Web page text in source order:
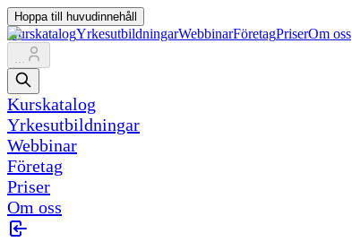
Hoppa till huvudinnehåll
KurskatalogYrkesutbildningarWebbinarFöretagPriserOm oss
...
Kurskatalog
Yrkesutbildningar
Webbinar
Företag
Priser
Om oss